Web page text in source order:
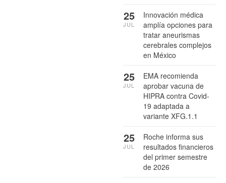
Innovación médica
amplía opciones para
tratar aneurismas
cerebrales complejos
en México
25
JUL
EMA recomienda
aprobar vacuna de
HIPRA contra Covid-
19 adaptada a
variante XFG.1.1
25
JUL
Roche informa sus
resultados financieros
del primer semestre
de 2026
25
JUL